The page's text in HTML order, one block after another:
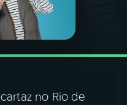
no Rio de